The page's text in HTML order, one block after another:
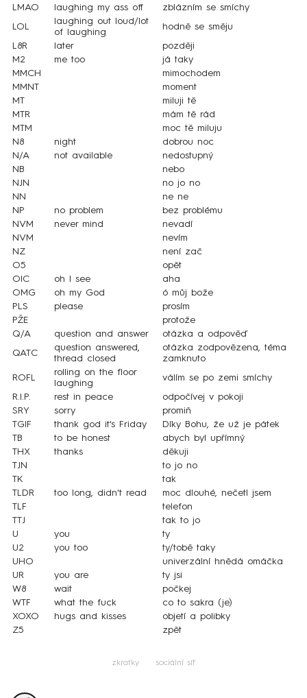
LMAO
laughing my ass off
zblázním se smíchy
LOL
laughing out loud/lot
of laughing
hodně se směju
L8R
later
později
M2
me too
já taky
MMCH
mimochodem
MMNT
moment
MT
miluji tě
MTR
mám tě rád
MTM
moc tě miluju
N8
night
dobrou noc
N/A
not available
nedostupný
NB
nebo
NJN
no jo no
NN
ne ne
NP
no problem
bez problému
NVM
never mind
nevadí
NVM
nevím
NZ
není zač
O5
opět
OIC
oh I see
aha
OMG
oh my God
ó můj bože
PLS
please
prosím
PŽE
protože
Q/A
question and answer
otázka a odpověď
QATC
question answered,
thread closed
otázka zodpovězena, téma
zamknuto
ROFL
rolling on the floor
laughing
válím se po zemi smíchy
R.I.P.
rest in peace
odpočívej v pokoji
SRY
sorry
promiň
TGIF
thank god it's Friday
Díky Bohu, že už je pátek
TB
to be honest
abych byl upřímný
THX
thanks
děkuji
TJN
to jo no
TK
tak
TLDR
too long, didn't read
moc dlouhé, nečetl jsem
TLF
telefon
TTJ
tak to jo
U
you
ty
U2
you too
ty/tobě taky
UHO
univerzální hnědá omáčka
UR
you are
ty jsi
W8
wait
počkej
WTF
what the fuck
co to sakra (je)
XOXO
hugs and kisses
objetí a polibky
Z5
zpět
zkratky sociální síť